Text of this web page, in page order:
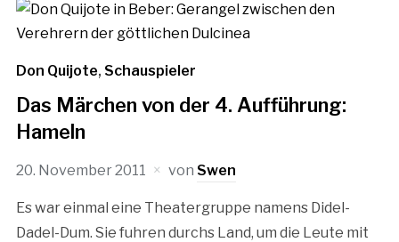
Don Quijote, Schauspieler
Das Märchen von der 4. Aufführung:
Hameln
20. November 2011 von Swen
Es war einmal eine Theatergruppe namens Didel-
Dadel-Dum. Sie fuhren durchs Land, um die Leute mit